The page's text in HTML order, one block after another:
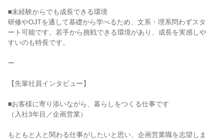
■未経験からでも成長できる環境
研修やOJTを通して基礎から学べるため、文系・理系問わずスタ
ート可能です。若手から挑戦できる環境があり、成長を実感しや
すいのも特長です。
ー
【先輩社員インタビュー】
■お客様に寄り添いながら、暮らしをつくる仕事です
（入社3年目／企画営業）
もともと人と関わる仕事がしたいと思い、企画営業職を志望しま